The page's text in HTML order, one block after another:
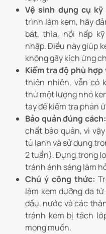
Vệ sinh dụng cụ kỹ
trình làm kem, hãy
bát, thìa, nồi hấp
nhập. Điều này giúp
không gây kích ứng
Kiểm tra độ phù hợp
thiên nhiên, vẫn có
thử một lượng nhỏ
tay để kiểm tra phản
Bảo quản đúng cách:
chất bảo quản, vì
tủ lạnh và sử dụng
2 tuần). Đựng trong
tránh ánh sáng làm
Chú ý công thức:
làm kem dưỡng da
dầu, nước và các
tránh kem bị tách
mong muốn.